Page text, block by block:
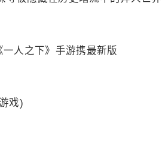
戏)